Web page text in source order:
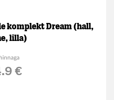
komplekt Dream (hall,
lilla)
€